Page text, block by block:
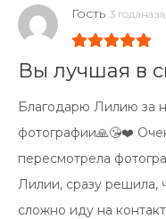
Гость 3
Вы лучшая в
Благодарю Лилию за
фотографии🙏😘❤️
пересмотрела
Лилии, сразу решила,
сложно иду на